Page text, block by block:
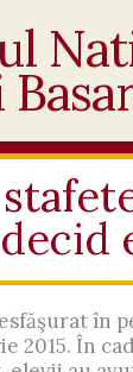
în
2015. În